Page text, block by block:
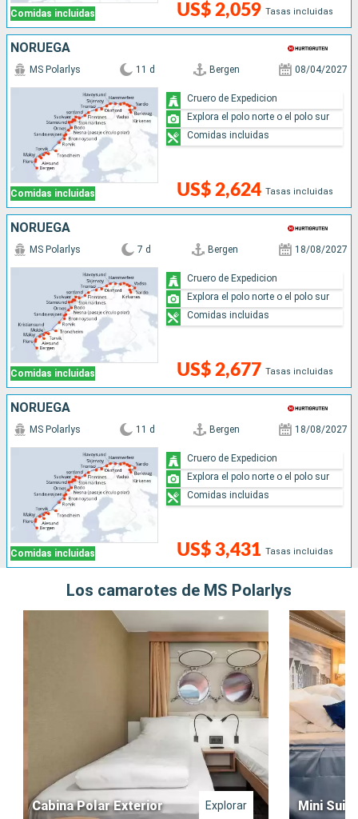
Comidas incluidas US$ 2,059 Tasas incluidas
NORUEGA
Comidas incluidas
MS Polarlys 11 d Bergen 08/04/2027
US$ 2,624 Tasas incluidas
Cruero de Expedicion
Explora el polo norte o el polo sur
Comidas incluidas
NORUEGA
Comidas incluidas
MS Polarlys 7 d Bergen 18/08/2027
US$ 2,677 Tasas incluidas
Cruero de Expedicion
Explora el polo norte o el polo sur
Comidas incluidas
NORUEGA
Comidas incluidas
MS Polarlys 11 d Bergen 18/08/2027
US$ 3,431 Tasas incluidas
Cruero de Expedicion
Explora el polo norte o el polo sur
Comidas incluidas
Los camarotes de MS Polarlys
Cabina Polar Exterior Explorar Mini Suite